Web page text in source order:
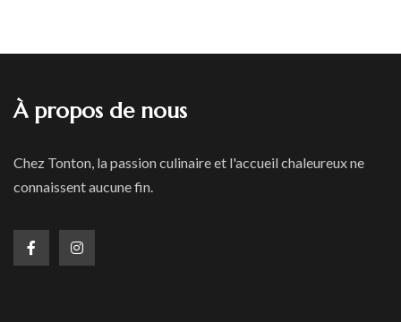
À propos de nous
Chez Tonton, la passion culinaire et l'accueil chaleureux ne
connaissent aucune fin.